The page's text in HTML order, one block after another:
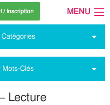
/ Inscription MENU
Mots-Clés
Lecture